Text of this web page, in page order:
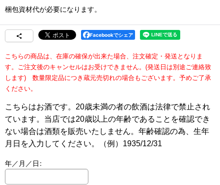
梱包資材代が必要になります。
Facebookでシェア
こちらの商品は、在庫の確保が出来た場合、注文確定・発送となりま
す。 ご注文後のキャンセルはお受けできません。(発送日は別途ご連絡致
します) 数量限定品につき蔵元売切れの場合もございます。予めご了承
ください。
こちらはお酒です。20歳未満の者の飲酒は法律で禁止され
ています。当店では20歳以上の年齢であることを確認でき
ない場合は酒類を販売いたしません。年齢確認の為、生年
月日を入力してください。（例）1935/12/31
年／月／日 :